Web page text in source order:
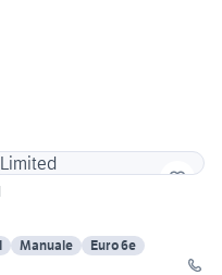
Manuale
Euro 6e